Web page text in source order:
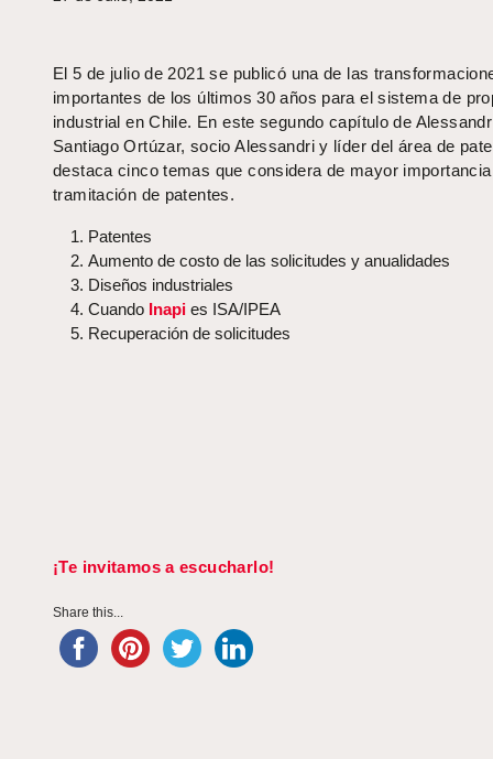
El 5 de julio de 2021 se publicó una de las
importantes de los últimos 30 años para el sistema de
industrial en Chile. En este segundo capítulo de
Santiago Ortúzar, socio Alessandri y líder del área de
destaca cinco temas que considera de mayor
tramitación de patentes.
Patentes
Aumento de costo de las solicitudes y anualidades
Diseños industriales
Cuando Inapi es ISA/IPEA
Recuperación de solicitudes
¡Te invitamos a escucharlo!
Share this...